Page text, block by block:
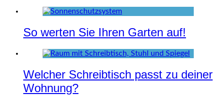
So werten Sie Ihren Garten auf!
Welcher Schreibtisch passt zu deiner
Wohnung?